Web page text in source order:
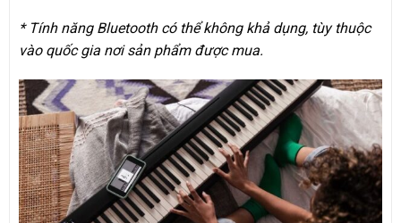
* Tính năng Bluetooth có thể không khả dụng, tùy thuộc
vào quốc gia nơi sản phẩm được mua.